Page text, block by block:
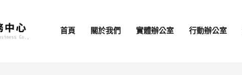
首頁 關於我們 實體辦公室 行動辦公室